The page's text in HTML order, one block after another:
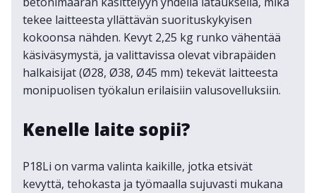
tekee laitteesta yllättävän suorituskykyisen
kokoonsa nähden. Kevyt 2,25 kg runko vähentää
käsiväsymystä, ja valittavissa olevat vibrapäiden
halkaisijat (Ø28, Ø38, Ø45 mm) tekevät laitteesta
monipuolisen työkalun erilaisiin valusovelluksiin.
Kenelle laite sopii?
P18Li on varma valinta kaikille, jotka etsivät
kevyttä, tehokasta ja työmaalla sujuvasti mukana